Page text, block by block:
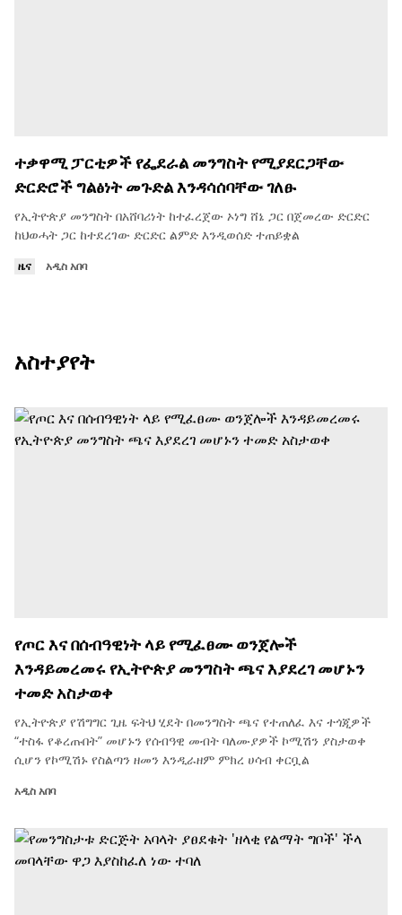
ተቃዋሚ ፓርቲዎች የፌደራል መንግስት የሚያደርጋቸው
ድርድሮች ግልፅነት መጉድል እንዳሳሰባቸው ገለፁ
የኢትዮጵያ መንግስት በአሸባሪነት ከተፈረጀው ኦነግ ሸኔ ጋር በጀመረው ድርድር
ከህወሓት ጋር ከተደረገው ድርድር ልምድ እንዲወሰድ ተጠይቋል
ዜና አዲስ አበባ
አስተያየት
የጦር እና በሰብዓዊነት ላይ የሚፈፀሙ ወንጀሎች
እንዳይመረመሩ የኢትዮጵያ መንግስት ጫና እያደረገ መሆኑን
ተመድ አስታወቀ
የኢትዮጵያ የሽግግር ጊዜ ፍትህ ሂደት በመንግስት ጫና የተጠለፈ እና ተጎጂዎች
“ተስፋ የቆረጡበት” መሆኑን የሰብዓዊ መብት ባለሙያዎች ኮሚሽን ያስታወቀ
ሲሆን የኮሚሽኑ የስልጣን ዘመን እንዲራዘም ምክረ ሀሳብ ቀርቧል
አዲስ አበባ